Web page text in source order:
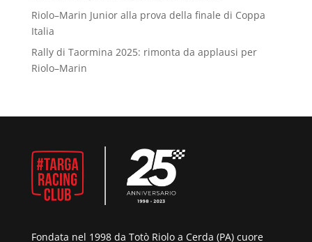
Riolo–Marin Junior alla prova della finale di Coppa
Italia
Rally di Taormina 2025: rimonta da applausi per
Riolo–Marin
Fondata nel 1998 da Totò Riolo a Cerda (PA) cuore